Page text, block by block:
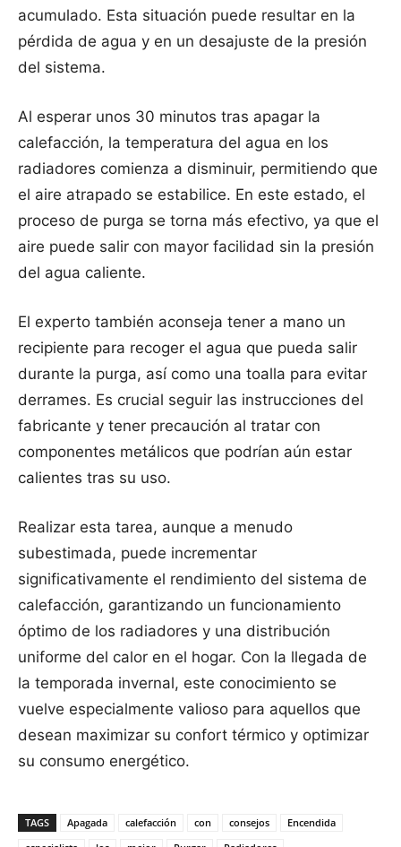
acumulado. Esta situación puede resultar en la
pérdida de agua y en un desajuste de la presión
del sistema.
Al esperar unos 30 minutos tras apagar la
calefacción, la temperatura del agua en los
radiadores comienza a disminuir, permitiendo que
el aire atrapado se estabilice. En este estado, el
proceso de purga se torna más efectivo, ya que el
aire puede salir con mayor facilidad sin la presión
del agua caliente.
El experto también aconseja tener a mano un
recipiente para recoger el agua que pueda salir
durante la purga, así como una toalla para evitar
derrames. Es crucial seguir las instrucciones del
fabricante y tener precaución al tratar con
componentes metálicos que podrían aún estar
calientes tras su uso.
Realizar esta tarea, aunque a menudo
subestimada, puede incrementar
significativamente el rendimiento del sistema de
calefacción, garantizando un funcionamiento
óptimo de los radiadores y una distribución
uniforme del calor en el hogar. Con la llegada de
la temporada invernal, este conocimiento se
vuelve especialmente valioso para aquellos que
desean maximizar su confort térmico y optimizar
su consumo energético.
TAGS Apagada calefacción con consejos
Encendida